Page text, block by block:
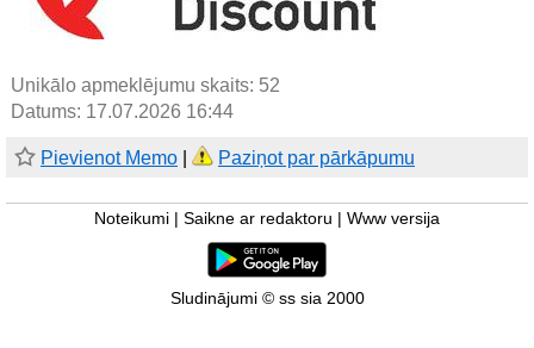
Unikālo apmeklējumu skaits: 52
Datums: 17.07.2026 16:44
Pievienot Memo Paziņot par pārkāpumu
Noteikumi Saikne ar redaktoru Www versija
Sludinājumi © ss sia 2000